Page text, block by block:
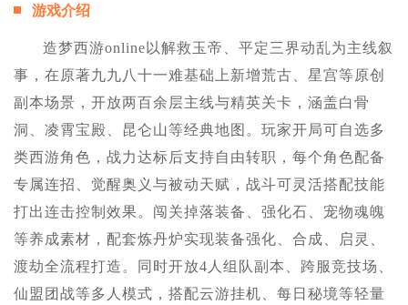
游戏介绍
造梦西游online以解救玉帝、平定三界动乱为主线叙
事，在原著九九八十一难基础上新增荒古、星宫等原创
副本场景，开放两百余层主线与精英关卡，涵盖白骨
洞、凌霄宝殿、昆仑山等经典地图。玩家开局可自选多
类西游角色，战力达标后支持自由转职，每个角色配备
专属连招、觉醒奥义与被动天赋，战斗可灵活搭配技能
打出连击控制效果。闯关掉落装备、强化石、宠物魂魄
等养成素材，配套炼丹炉实现装备强化、合成、启灵、
渡劫全流程打造。同时开放4人组队副本、跨服竞技场、
仙盟团战等多人模式，搭配云游挂机、每日秘境等轻量